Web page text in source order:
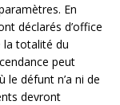
En
déclarés d’office
la totalité du
peut
le défunt n’a ni de
devront